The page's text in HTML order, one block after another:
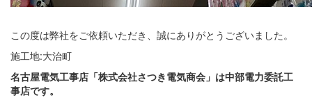
この度は弊社をご依頼いただき、誠にありがとうございました。
施工地:大治町
名古屋電気工事店「株式会社さつき電気商会」は中部電力委託工
事店です。